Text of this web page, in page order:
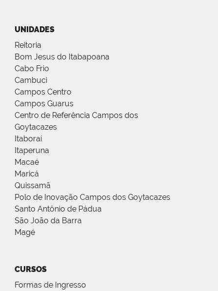
UNIDADES
Reitoria
Bom Jesus do Itabapoana
Cabo Frio
Cambuci
Campos Centro
Campos Guarus
Centro de Referência Campos dos
Goytacazes
Itaboraí
Itaperuna
Macaé
Maricá
Quissamã
Polo de Inovação Campos dos Goytacazes
Santo Antônio de Pádua
São João da Barra
Magé
CURSOS
Formas de Ingresso